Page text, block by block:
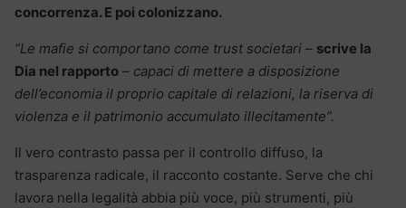
concorrenza. E poi colonizzano.
“Le mafie si comportano come trust societari – scrive la
Dia nel rapporto – capaci di mettere a disposizione
dell’economia il proprio capitale di relazioni, la riserva di
violenza e il patrimonio accumulato illecitamente”.
Il vero contrasto passa per il controllo diffuso, la
trasparenza radicale, il racconto costante. Serve che chi
lavora nella legalità abbia più voce, più strumenti, più